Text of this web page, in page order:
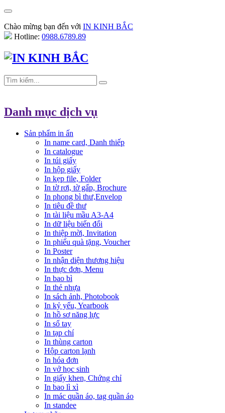
Chào mừng bạn đến với IN KINH BẮC
Hotline: 0988.6789.89
Danh mục dịch vụ
Sản phẩm in ấn
In name card, Danh thiếp
In catalogue
In túi giấy
In hộp giấy
In kẹp file, Folder
In tờ rơi, tờ gấp, Brochure
In phong bì thư,Envelop
In tiêu đề thư
In tài liệu mầu A3-A4
In dữ liệu biến đổi
In thiệp mời, Invitation
In phiếu quà tặng, Voucher
In Poster
In nhận diện thương hiệu
In thực đơn, Menu
In bao bì
In thẻ nhựa
In sách ảnh, Photobook
In kỷ yếu, Yearbook
In hồ sơ năng lực
In sổ tay
In tạp chí
In thùng carton
Hộp carton lạnh
In hóa đơn
In vở học sinh
In giấy khen, Chứng chỉ
In bao lì xì
In mác quần áo, tag quần áo
In standee